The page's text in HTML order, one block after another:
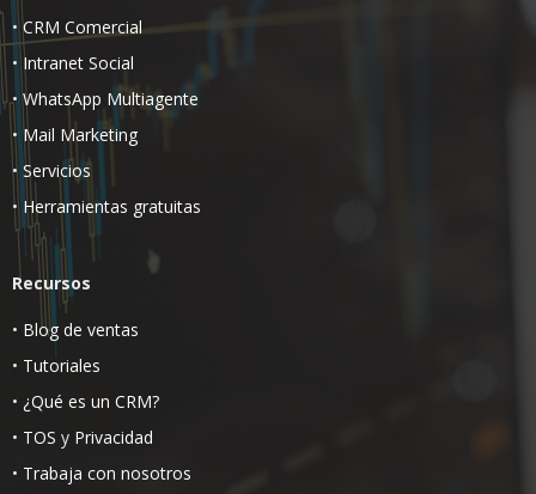
•CRM Comercial
• Intranet Social
• WhatsApp Multiagente
• Mail Marketing
• Servicios
• Herramientas gratuitas
Recursos
• Blog de ventas
• Tutoriales
• ¿Qué es un CRM?
• TOS y Privacidad
• Trabaja con nosotros